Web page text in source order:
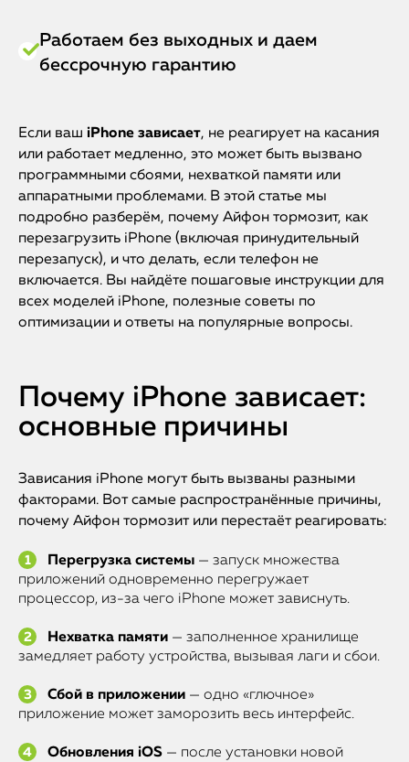
Работаем без выходных и даем
бессрочную гарантию
Если ваш iPhone зависает, не реагирует на касания
или работает медленно, это может быть вызвано
программными сбоями, нехваткой памяти или
аппаратными проблемами. В этой статье мы
подробно разберём, почему Айфон тормозит, как
перезагрузить iPhone (включая принудительный
перезапуск), и что делать, если телефон не
включается. Вы найдёте пошаговые инструкции для
всех моделей iPhone, полезные советы по
оптимизации и ответы на популярные вопросы.
Почему iPhone зависает:
основные причины
Зависания iPhone могут быть вызваны разными
факторами. Вот самые распространённые причины,
почему Айфон тормозит или перестаёт реагировать:
Перегрузка системы — запуск множества
приложений одновременно перегружает
процессор, из-за чего iPhone может зависнуть.
Нехватка памяти — заполненное хранилище
замедляет работу устройства, вызывая лаги и сбои.
Сбой в приложении — одно «глючное»
приложение может заморозить весь интерфейс.
Обновления iOS — после установки новой